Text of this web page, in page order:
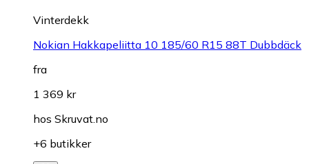
Vinterdekk
Nokian Hakkapeliitta 10 185/60 R15 88T Dubbdäck
fra
1 369 kr
hos Skruvat.no
+6 butikker